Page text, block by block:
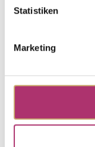
Statistiken
Marketing